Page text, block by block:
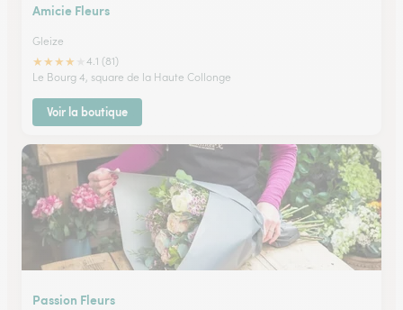
Amicie Fleurs
Gleize
★★★★
4.1 (81)
Le Bourg 4, square de la Haute Collonge
Voir la boutique
Passion Fleurs